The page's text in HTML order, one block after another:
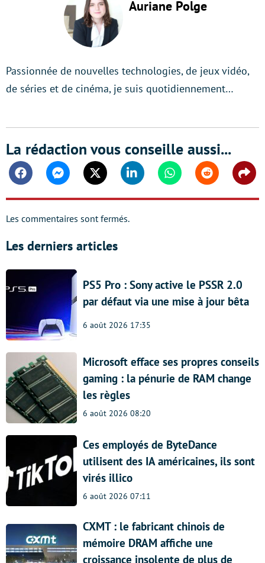
Auriane Polge
Passionnée de nouvelles technologies, de jeux vidéo,
de séries et de cinéma, je suis quotidiennement…
La rédaction vous conseille aussi...
FacebookMessengerTwitter Linkedin WhatsappReddit
Les commentaires sont fermés.
Les derniers articles
PS5 Pro : Sony active le PSSR 2.0
par défaut via une mise à jour bêta
6 août 2026 17:35
Microsoft efface ses propres conseils
gaming : la pénurie de RAM change
les règles
6 août 2026 08:20
Ces employés de ByteDance
utilisent des IA américaines, ils sont
virés illico
6 août 2026 07:11
CXMT : le fabricant chinois de
mémoire DRAM affiche une
croissance insolente de plus de